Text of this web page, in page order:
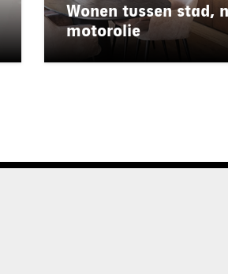
Wonen tussen stad,
motorolie